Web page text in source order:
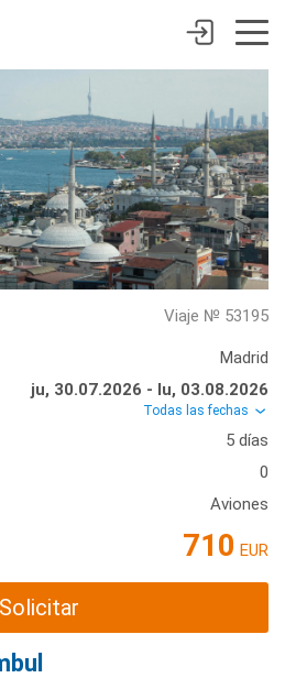
Viaje № 53195
Madrid
ju, 30.07.2026 - lu, 03.08.2026
Todas las fechas
5 días
0
Aviones
710 EUR
Solicitar